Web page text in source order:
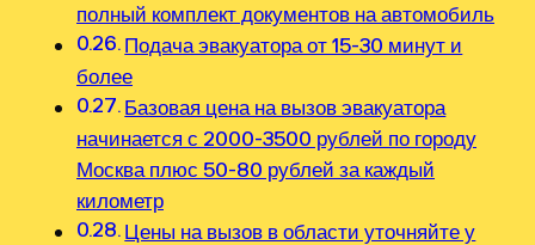
полный комплект документов на автомобиль
Подача эвакуатора от 15-30 минут и
более
Базовая цена на вызов эвакуатора
начинается с 2000-3500 рублей по городу
Москва плюс 50-80 рублей за каждый
километр
Цены на вызов в области уточняйте у